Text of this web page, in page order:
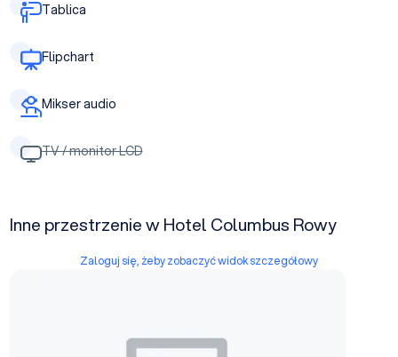
Tablica
Flipchart
Mikser audio
TV / monitor LCD
Inne przestrzenie w Hotel Columbus Rowy
Zaloguj się, żeby zobaczyć widok szczegółowy